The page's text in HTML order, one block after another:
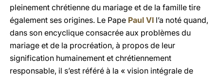
pleinement chrétienne du mariage et de la famille tire
également ses origines. Le Pape Paul VI l’a noté quand,
dans son encyclique consacrée aux problèmes du
mariage et de la procréation, à propos de leur
signification humainement et chrétiennement
responsable, il s’est référé à la « vision intégrale de